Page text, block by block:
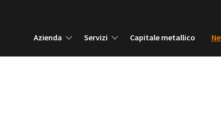
Azienda Servizi Capitale metallico